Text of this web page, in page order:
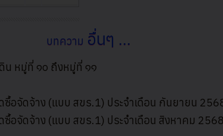
บทความ อื่นๆ ...
น หมู่ที่ ๑๐ ถึงหมู่ที่ ๑๑
อจัดจ้าง (แบบ สขร.1) ประจำเดือน กันยายน
อจัดจ้าง (แบบ สขร.1) ประจำเดือน สิงหาคม 2568